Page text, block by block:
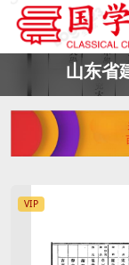
山东省
VIP